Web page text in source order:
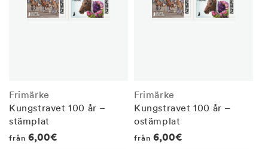
Frimärke
Kungstravet 100 år –
stämplat
Regular
från 6,00€
Frimärke
Kungstravet 100 år –
ostämplat
Regular
från 6,00€